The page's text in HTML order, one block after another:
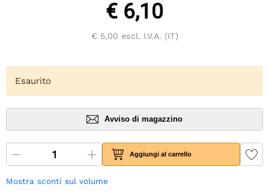
€ 6,10
€ 5,00 escl. I.V.A. (IT)
Esaurito
Avviso di magazzino
Aggiungi al carrello
Mostra sconti sul volume